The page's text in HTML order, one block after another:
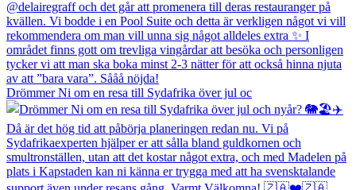
Drömmer Ni om en resa till Sydafrika över jul oc